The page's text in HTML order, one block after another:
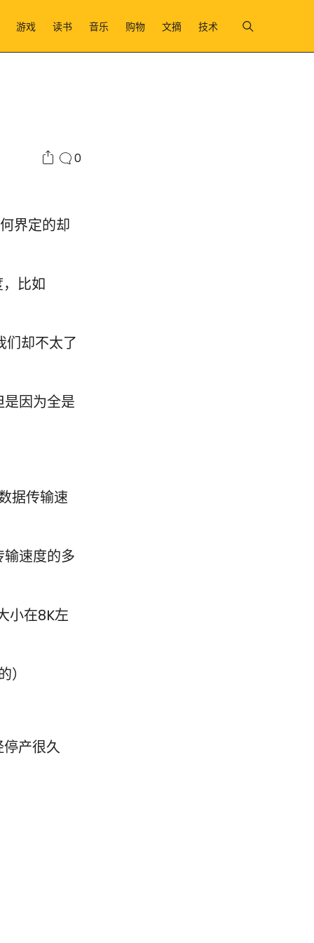
游戏 读书 音乐 购物 文摘 技术
0
界定的却
比如
们却不太了
因为全是
据传输速
速度的多
小在8K左
产很久